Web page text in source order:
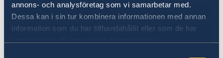
annons- och analysföretag som vi samarbetar med.
Dessa kan i sin tur kombinera informationen med annan
information som du har tillhandahållit eller som de har
– Vi ska fortsätta främja grundvärden i svensk
utrikes- och säkerhetspolitik vilket innebär att